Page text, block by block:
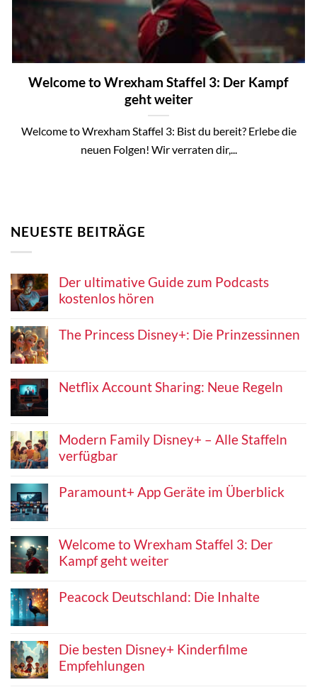
Welcome to Wrexham Staffel 3: Der Kampf
geht weiter
Welcome to Wrexham Staffel 3: Bist du bereit? Erlebe die
neuen Folgen! Wir verraten dir,...
NEUESTE BEITRÄGE
Der ultimative Guide zum Podcasts
kostenlos hören
The Princess Disney+: Die Prinzessinnen
Netflix Account Sharing: Neue Regeln
Modern Family Disney+ – Alle Staffeln
verfügbar
Paramount+ App Geräte im Überblick
Welcome to Wrexham Staffel 3: Der
Kampf geht weiter
Peacock Deutschland: Die Inhalte
Die besten Disney+ Kinderfilme
Empfehlungen